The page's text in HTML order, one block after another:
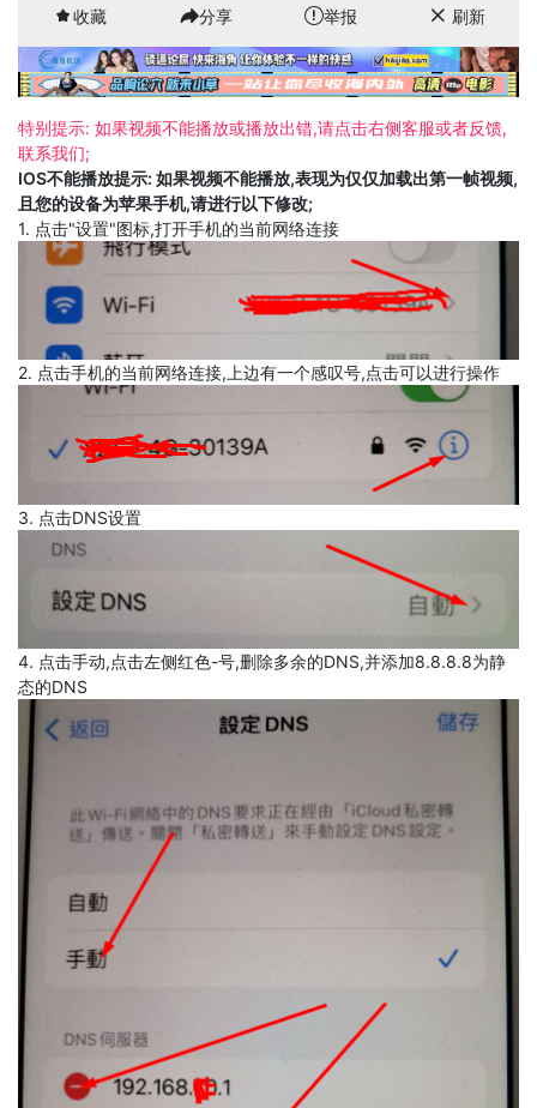
收藏 分享 举报 刷新
特别提示: 如果视频不能播放或播放出错,请点击右侧客服或者反馈,
联系我们;
IOS不能播放提示: 如果视频不能播放,表现为仅仅加载出第一帧视频,
且您的设备为苹果手机,请进行以下修改;
1. 点击"设置"图标,打开手机的当前网络连接
2. 点击手机的当前网络连接,上边有一个感叹号,点击可以进行操作
3. 点击DNS设置
4. 点击手动,点击左侧红色-号,删除多余的DNS,并添加8.8.8.8为静
态的DNS